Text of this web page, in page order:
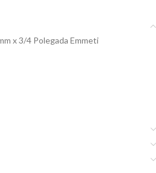
x 3/4 Polegada Emmeti